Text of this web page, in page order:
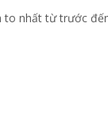
nhất từ trước